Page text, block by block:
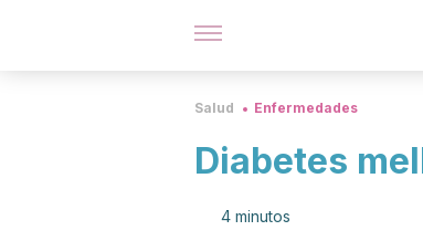
Salud Enfermedades
Diabetes
4 minutos